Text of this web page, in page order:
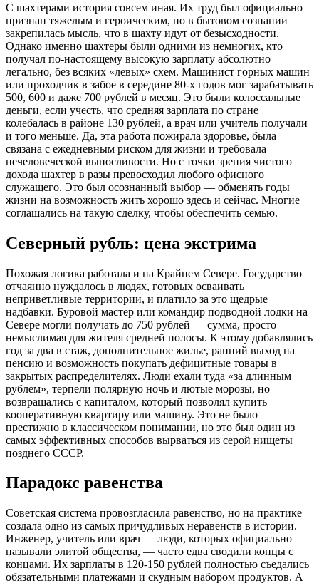
С шахтерами история совсем иная. Их труд был официально
признан тяжелым и героическим, но в бытовом сознании
закрепилась мысль, что в шахту идут от безысходности.
Однако именно шахтеры были одними из немногих, кто
получал по-настоящему высокую зарплату абсолютно
легально, без всяких «левых» схем. Машинист горных машин
или проходчик в забое в середине 80-х годов мог зарабатывать
500, 600 и даже 700 рублей в месяц. Это были колоссальные
деньги, если учесть, что средняя зарплата по стране
колебалась в районе 130 рублей, а врач или учитель получали
и того меньше. Да, эта работа пожирала здоровье, была
связана с ежедневным риском для жизни и требовала
нечеловеческой выносливости. Но с точки зрения чистого
дохода шахтер в разы превосходил любого офисного
служащего. Это был осознанный выбор — обменять годы
жизни на возможность жить хорошо здесь и сейчас. Многие
соглашались на такую сделку, чтобы обеспечить семью.
Северный рубль: цена экстрима
Похожая логика работала и на Крайнем Севере. Государство
отчаянно нуждалось в людях, готовых осваивать
неприветливые территории, и платило за это щедрые
надбавки. Буровой мастер или командир подводной лодки на
Севере могли получать до 750 рублей — сумма, просто
немыслимая для жителя средней полосы. К этому добавлялись
год за два в стаж, дополнительное жилье, ранний выход на
пенсию и возможность покупать дефицитные товары в
закрытых распределителях. Люди ехали туда «за длинным
рублем», терпели полярную ночь и лютые морозы, но
возвращались с капиталом, который позволял купить
кооперативную квартиру или машину. Это не было
престижно в классическом понимании, но это был один из
самых эффективных способов вырваться из серой нищеты
позднего СССР.
Парадокс равенства
Советская система провозгласила равенство, но на практике
создала одно из самых причудливых неравенств в истории.
Инженер, учитель или врач — люди, которых официально
называли элитой общества, — часто едва сводили концы с
концами. Их зарплаты в 120-150 рублей полностью съедались
обязательными платежами и скудным набором продуктов. А